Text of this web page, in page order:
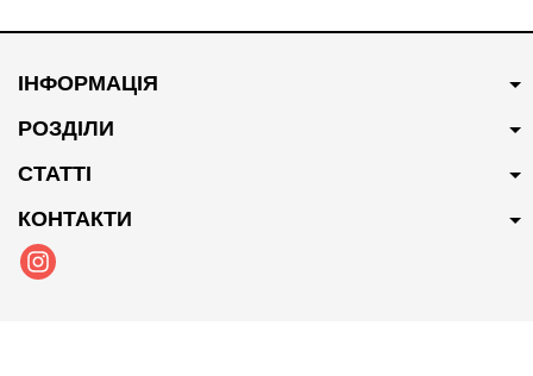
ІНФОРМАЦІЯ
РОЗДІЛИ
СТАТТІ
КОНТАКТИ